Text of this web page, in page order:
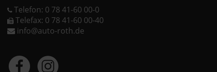
Telefon: 0 78 41-60 00-0
Telefax: 0 78 41-60 00-40
info@auto-roth.de